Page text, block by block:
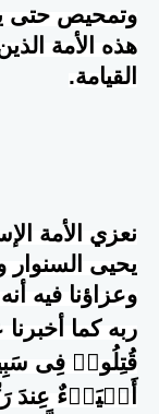
وتمحيص حتى
هذه الأمة
القيامة.
نعزي الأمة
يحيى السنوار
وعزاؤنا فيه
ربه كما
قُتِلُوا۟ فِی
أَحۡیَاۤءٌ عِندَ